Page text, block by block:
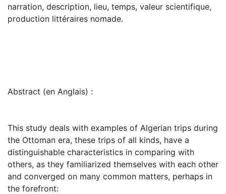
narration, description, lieu, temps, valeur scientifique,
production littéraires nomade.
Abstract (en Anglais) :
This study deals with examples of Algerian trips during
the Ottoman era, these trips of all kinds, have a
distinguishable characteristics in comparing with
others, as they familiarized themselves with each other
and converged on many common matters, perhaps in
the forefront: